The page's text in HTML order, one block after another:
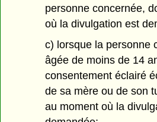
personne concernée,
où la divulgation est
c) lorsque la personne
âgée de moins de 14
consentement éclairé
de sa mère ou de son
au moment où la